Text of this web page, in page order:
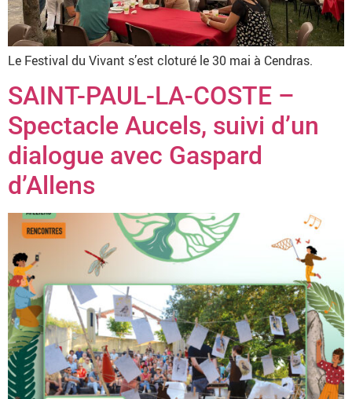
Le Festival du Vivant s’est cloturé le 30 mai à Cendras.
SAINT-PAUL-LA-COSTE –
Spectacle Aucels, suivi d’un
dialogue avec Gaspard
d’Allens